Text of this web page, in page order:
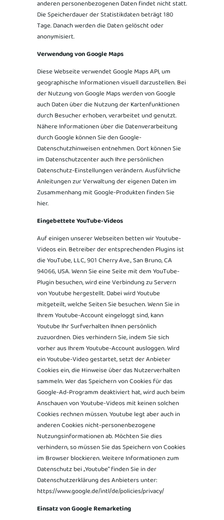
anderen personenbezogenen Daten findet nicht statt.
Die Speicherdauer der Statistikdaten beträgt 180
Tage. Danach werden die Daten gelöscht oder
anonymisiert.
Verwendung von Google Maps
Diese Webseite verwendet Google Maps API, um
geographische Informationen visuell darzustellen. Bei
der Nutzung von Google Maps werden von Google
auch Daten über die Nutzung der Kartenfunktionen
durch Besucher erhoben, verarbeitet und genutzt.
Nähere Informationen über die Datenverarbeitung
durch Google können Sie den Google-
Datenschutzhinweisen entnehmen. Dort können Sie
im Datenschutzcenter auch Ihre persönlichen
Datenschutz-Einstellungen verändern. Ausführliche
Anleitungen zur Verwaltung der eigenen Daten im
Zusammenhang mit Google-Produkten finden Sie
hier.
Eingebettete YouTube-Videos
Auf einigen unserer Webseiten betten wir Youtube-
Videos ein. Betreiber der entsprechenden Plugins ist
die YouTube, LLC, 901 Cherry Ave., San Bruno, CA
94066, USA. Wenn Sie eine Seite mit dem YouTube-
Plugin besuchen, wird eine Verbindung zu Servern
von Youtube hergestellt. Dabei wird Youtube
mitgeteilt, welche Seiten Sie besuchen. Wenn Sie in
Ihrem Youtube-Account eingeloggt sind, kann
Youtube Ihr Surfverhalten Ihnen persönlich
zuzuordnen. Dies verhindern Sie, indem Sie sich
vorher aus Ihrem Youtube-Account ausloggen. Wird
ein Youtube-Video gestartet, setzt der Anbieter
Cookies ein, die Hinweise über das Nutzerverhalten
sammeln. Wer das Speichern von Cookies für das
Google-Ad-Programm deaktiviert hat, wird auch beim
Anschauen von Youtube-Videos mit keinen solchen
Cookies rechnen müssen. Youtube legt aber auch in
anderen Cookies nicht-personenbezogene
Nutzungsinformationen ab. Möchten Sie dies
verhindern, so müssen Sie das Speichern von Cookies
im Browser blockieren. Weitere Informationen zum
Datenschutz bei „Youtube“ finden Sie in der
Datenschutzerklärung des Anbieters unter:
https://www.google.de/intl/de/policies/privacy/
Einsatz von Google Remarketing